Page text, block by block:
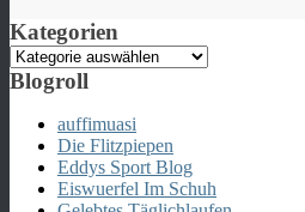
Kategorien
Kategorien
Blogroll
auffimuasi
Die Flitzpiepen
Eddys Sport Blog
Eiswuerfel Im Schuh